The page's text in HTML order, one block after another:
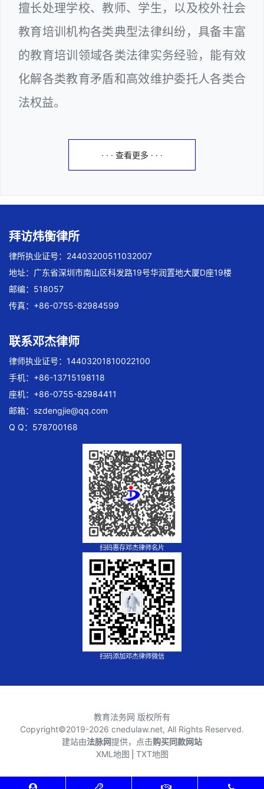
擅长处理学校、教师、学生，以及校外社会
教育培训机构各类典型法律纠纷，具备丰富
的教育培训领域各类法律实务经验，能有效
化解各类教育矛盾和高效维护委托人各类合
法权益。
· · · 查看更多 · · ·
拜访炜衡律所
律所执业证号：24403200511032007
地址：广东省深圳市南山区科发路19号华润置地大厦D座19楼
邮编：518057
传真：+86-0755-82984599
联系邓杰律师
律师执业证号：14403201810022100
手机：+86-13715198118
座机：+86-0755-82984411
邮箱： szdengjie@qq.com
Q Q：578700168
扫码惠存邓杰律师名片
扫码添加邓杰律师微信
教育法务网 版权所有
Copyright©2019-2026 cnedulaw.net, All Rights Reserved.
建站由法脉网提供，点击购买同款网站
XML地图 TXT地图